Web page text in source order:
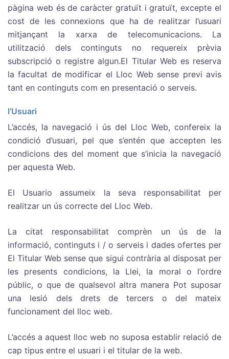
pàgina web és de caràcter gratuït i gratuït, excepte el
cost de les connexions que ha de realitzar l’usuari
mitjançant la xarxa de telecomunicacions. La
utilització dels continguts no requereix prèvia
subscripció o registre algun.El Titular Web es reserva
la facultat de modificar el Lloc Web sense previ avis
tant en continguts com en presentació o serveis.
l’Usuari
L’accés, la navegació i ús del Lloc Web, confereix la
condició d’usuari, pel que s’entén que accepten les
condicions des del moment que s’inicia la navegació
per aquesta Web.
El Usuario assumeix la seva responsabilitat per
realitzar un ús correcte del Lloc Web.
La citat responsabilitat comprèn un ús de la
informació, continguts i / o serveis i dades ofertes per
El Titular Web sense que sigui contrària al disposat per
les presents condicions, la Llei, la moral o l’ordre
públic, o que de qualsevol altra manera Pot suposar
una lesió dels drets de tercers o del mateix
funcionament del lloc web.
L’accés a aquest lloc web no suposa establir relació de
cap tipus entre el usuari i el titular de la web.